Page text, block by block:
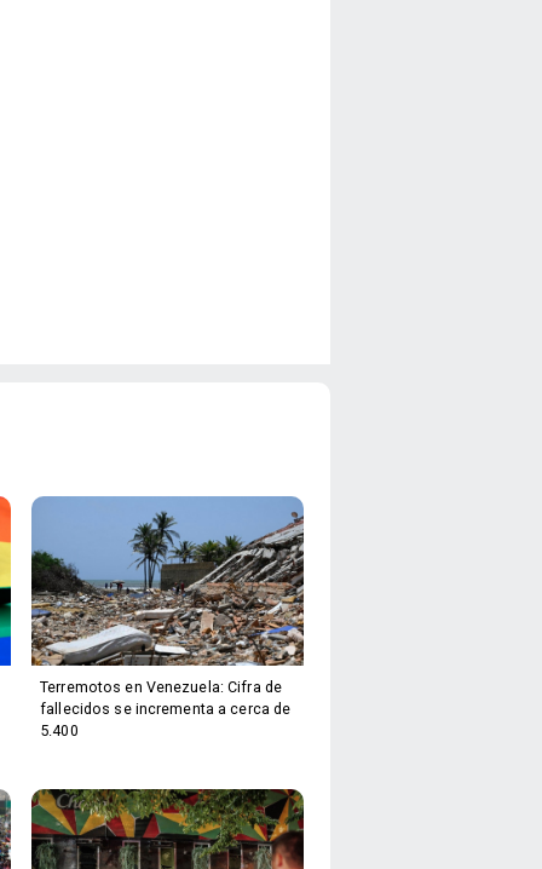
Terremotos en Venezuela: Cifra de
fallecidos se incrementa a cerca de
5.400